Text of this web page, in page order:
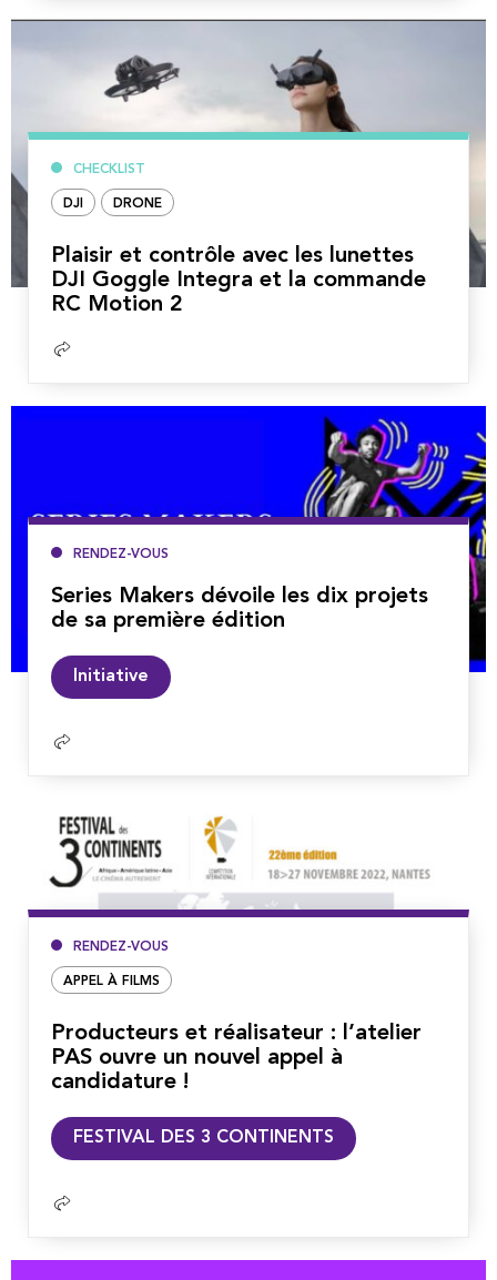
CHECKLIST
DJI DRONE
Plaisir et contrôle avec les lunettes
DJI Goggle Integra et la commande
RC Motion 2
Lire
RENDEZ-VOUS
Series Makers dévoile les dix projets
de sa première édition
Initiative
RENDEZ-VOUS
APPEL À FILMS
Producteurs et réalisateur : l’atelier
PAS ouvre un nouvel appel à
candidature !
FESTIVAL DES 3 CONTINENTS